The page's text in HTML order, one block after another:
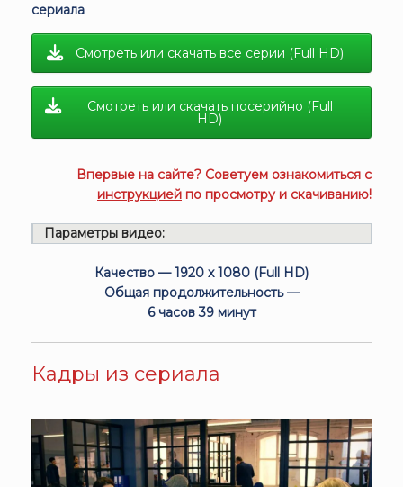
сериала
Смотреть или скачать все серии (Full HD)
Смотреть или скачать посерийно (Full
HD)
Впервые на сайте? Советуем ознакомиться с
инструкцией по просмотру и скачиванию!
Параметры видео:
Качество — 1920 x 1080 (Full HD)
Общая продолжительность —
6 часов 39 минут
Кадры из сериала